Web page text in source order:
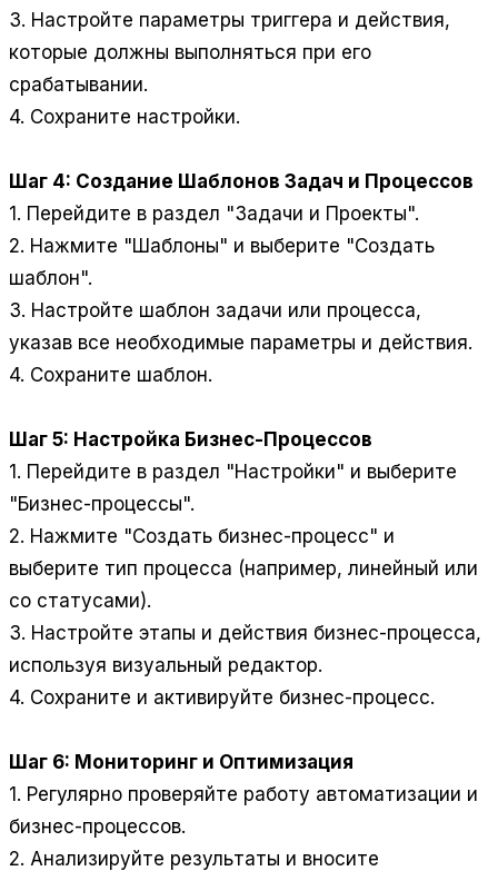
3. Настройте параметры триггера и действия,
которые должны выполняться при его
срабатывании.
4. Сохраните настройки.
Шаг 4: Создание Шаблонов Задач и Процессов
1. Перейдите в раздел "Задачи и Проекты".
2. Нажмите "Шаблоны" и выберите "Создать
шаблон".
3. Настройте шаблон задачи или процесса,
указав все необходимые параметры и действия.
4. Сохраните шаблон.
Шаг 5: Настройка Бизнес-Процессов
1. Перейдите в раздел "Настройки" и выберите
"Бизнес-процессы".
2. Нажмите "Создать бизнес-процесс" и
выберите тип процесса (например, линейный или
со статусами).
3. Настройте этапы и действия бизнес-процесса,
используя визуальный редактор.
4. Сохраните и активируйте бизнес-процесс.
Шаг 6: Мониторинг и Оптимизация
1. Регулярно проверяйте работу автоматизации и
бизнес-процессов.
2. Анализируйте результаты и вносите